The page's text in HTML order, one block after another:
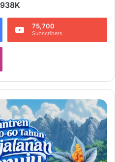
938K
75,700
Subscribers